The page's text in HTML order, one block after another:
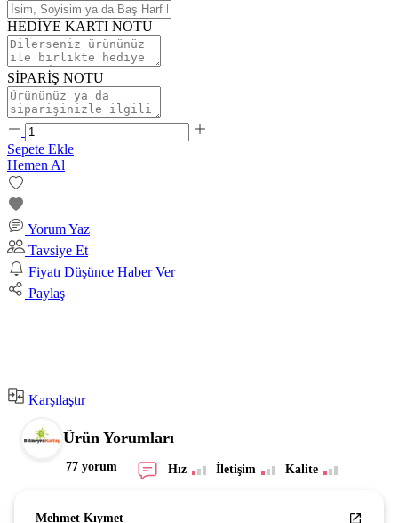
HEDİYE KARTI NOTU
SİPARİŞ NOTU
Sepete Ekle
Hemen Al
Yorum Yaz
Tavsiye Et
Fiyatı Düşünce Haber Ver
Paylaş
Karşılaştır
Ürün Yorumları
77 yorum Hız İletişim Kalite
Mehmet Kıymet